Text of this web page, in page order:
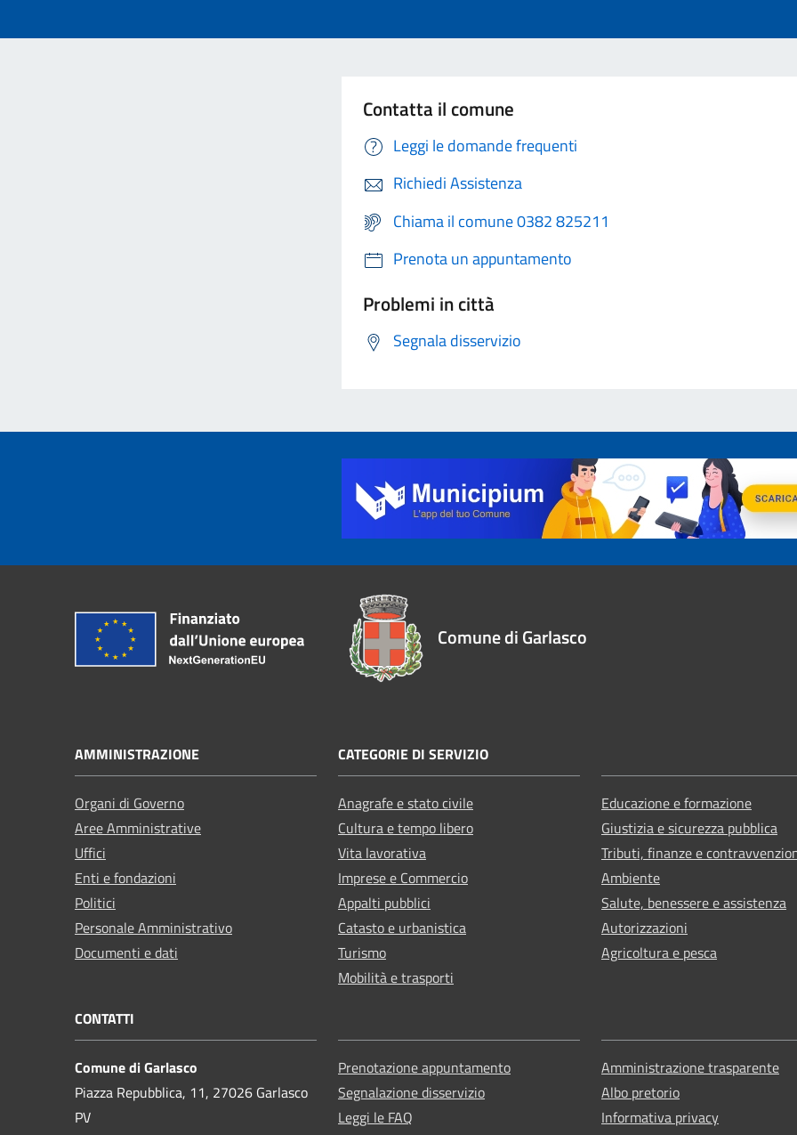
Contatta il comune
Leggi le domande frequenti
Richiedi Assistenza
Chiama il comune 0382 825211
Prenota un appuntamento
Problemi in città
Segnala disservizio
Comune di Garlasco
AMMINISTRAZIONE
Organi di Governo
Aree Amministrative
Uffici
Enti e fondazioni
Politici
Personale Amministrativo
Documenti e dati
CATEGORIE DI SERVIZIO
Anagrafe e stato civile
Cultura e tempo libero
Vita lavorativa
Imprese e Commercio
Appalti pubblici
Catasto e urbanistica
Turismo
Mobilità e trasporti
Educazione e formazione
Giustizia e sicurezza pubblica
Tributi, finanze e
Ambiente
Salute, benessere e assistenza
Autorizzazioni
Agricoltura e pesca
CONTATTI
Comune di Garlasco
Piazza Repubblica, 11, 27026 Garlasco
PV
Prenotazione appuntamento
Segnalazione disservizio
Leggi le FAQ
Amministrazione trasparente
Albo pretorio
Informativa privacy